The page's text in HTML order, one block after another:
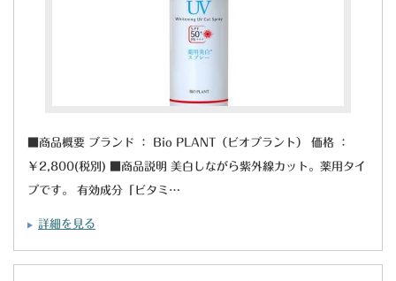
■商品概要 ブランド ： Bio PLANT（ビオプラント） 価格 ：
￥2,800(税別) ■商品説明 美白しながら紫外線カット。薬用タイ
プです。 有効成分「ビタミ…
詳細を見る